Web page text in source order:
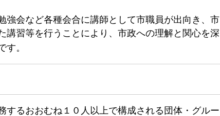
会など各種会合に講師として市職員が出向き、市
講習等を行うことにより、市政への理解と関心を深
す。
るおおむね１０人以上で構成される団体・グルー